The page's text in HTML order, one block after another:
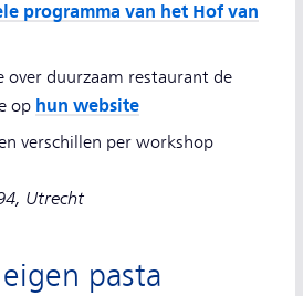
programma van het Hof van
over duurzaam restaurant de
op hun website
verschillen per workshop
Utrecht
pasta